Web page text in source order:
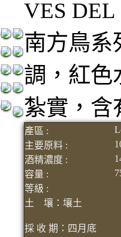
VES DEL
南方鳥系
調，紅色
紮實，含
產區 :
主要原料 :
酒精濃度 :
容量 :
等級 :
土 壤：
採 收 期：四月底